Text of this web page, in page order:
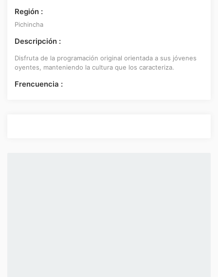
Región :
Pichincha
Descripción :
Disfruta de la programación original orientada a sus jóvenes
oyentes, manteniendo la cultura que los caracteriza.
Frencuencia :